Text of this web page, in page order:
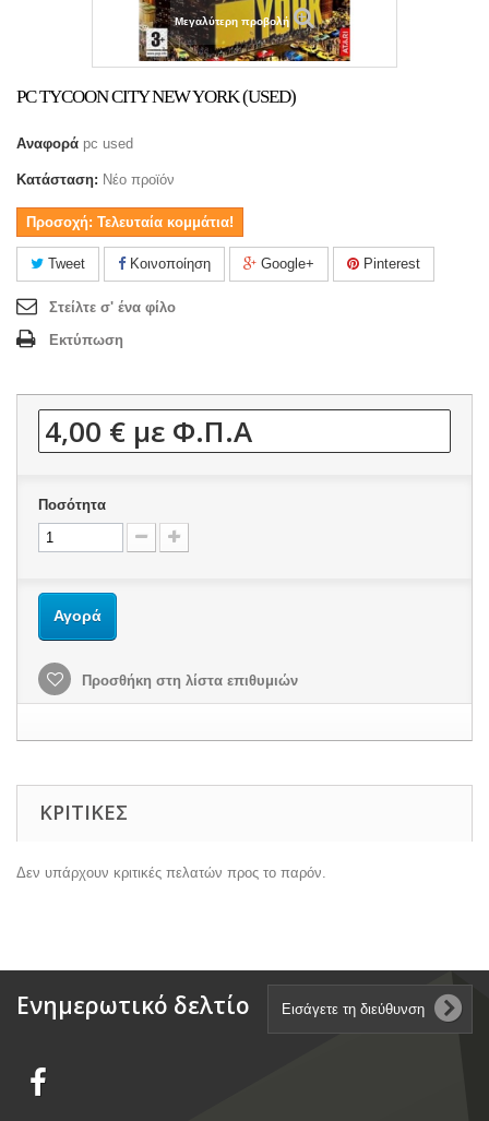
Μεγαλύτερη προβολή
PC TYCOON CITY NEW YORK (USED)
Αναφορά pc used
Κατάσταση: Νέο προϊόν
Προσοχή: Τελευταία κομμάτια!
Tweet Κοινοποίηση Google+ Pinterest
Στείλτε σ' ένα φίλο
Εκτύπωση
4,00 € με Φ.Π.Α
Ποσότητα
Αγορά
Προσθήκη στη λίστα επιθυμιών
ΚΡΙΤΙΚΈΣ
Δεν υπάρχουν κριτικές πελατών προς το παρόν.
Ενημερωτικό δελτίο